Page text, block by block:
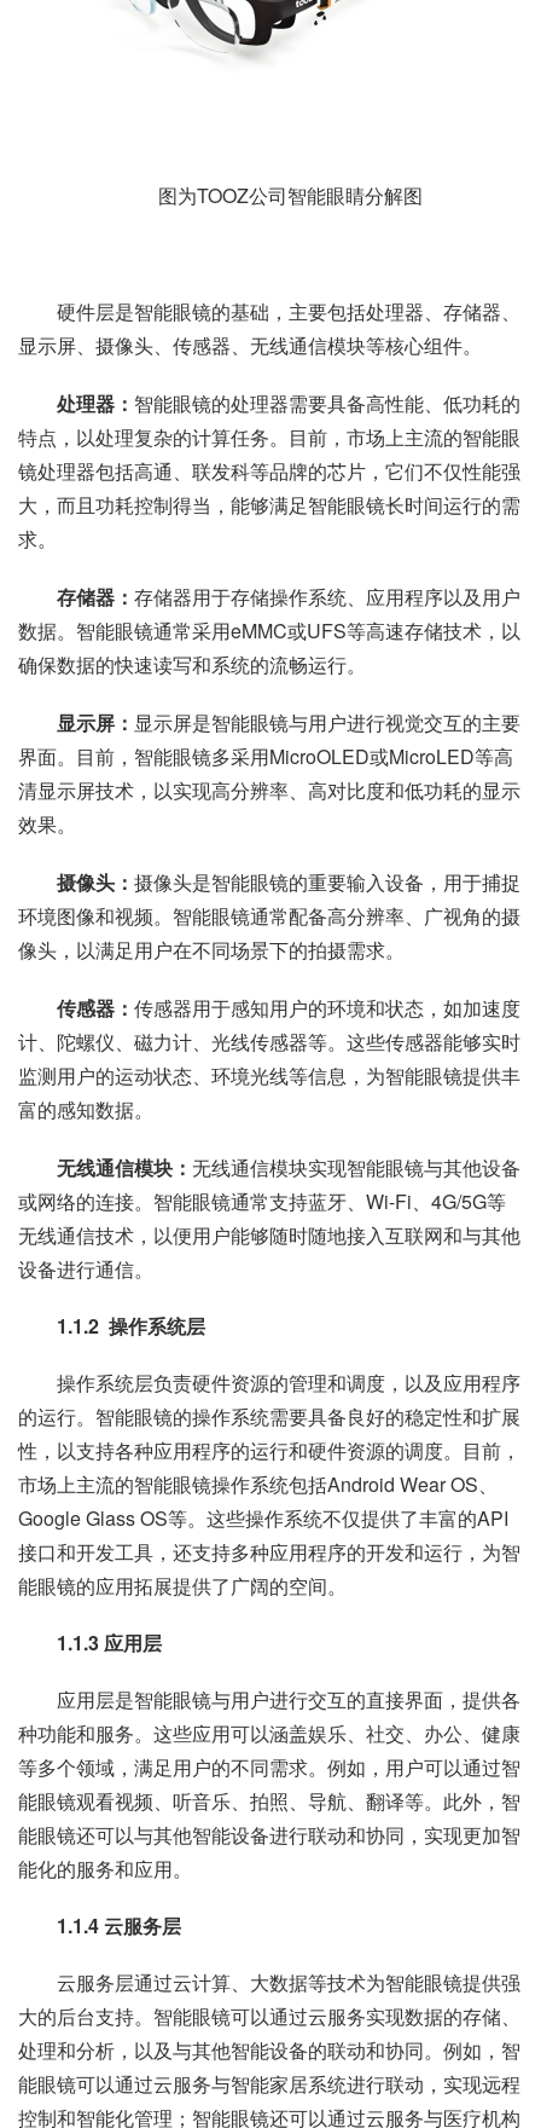
图为TOOZ公司智能眼睛分解图
硬件层是智能眼镜的基础，主要包括处理器、存储器、
显示屏、摄像头、传感器、无线通信模块等核心组件。
处理器： 智能眼镜的处理器需要具备高性能、低功耗的
特点，以处理复杂的计算任务。目前，市场上主流的智能眼
镜处理器包括高通、联发科等品牌的芯片，它们不仅性能强
大，而且功耗控制得当，能够满足智能眼镜长时间运行的需
求。
存储器： 存储器用于存储操作系统、应用程序以及用户
数据。智能眼镜通常采用eMMC或UFS等高速存储技术，以
确保数据的快速读写和系统的流畅运行。
显示屏： 显示屏是智能眼镜与用户进行视觉交互的主要
界面。目前，智能眼镜多采用MicroOLED或MicroLED等高
清显示屏技术，以实现高分辨率、高对比度和低功耗的显示
效果。
摄像头： 摄像头是智能眼镜的重要输入设备，用于捕捉
环境图像和视频。智能眼镜通常配备高分辨率、广视角的摄
像头，以满足用户在不同场景下的拍摄需求。
传感器： 传感器用于感知用户的环境和状态，如加速度
计、陀螺仪、磁力计、光线传感器等。这些传感器能够实时
监测用户的运动状态、环境光线等信息，为智能眼镜提供丰
富的感知数据。
无线通信模块： 无线通信模块实现智能眼镜与其他设备
或网络的连接。智能眼镜通常支持蓝牙、Wi-Fi、4G/5G等
无线通信技术，以便用户能够随时随地接入互联网和与其他
设备进行通信。
1.1.2 操作系统层
操作系统层负责硬件资源的管理和调度，以及应用程序
的运行。智能眼镜的操作系统需要具备良好的稳定性和扩展
性，以支持各种应用程序的运行和硬件资源的调度。目前，
市场上主流的智能眼镜操作系统包括Android Wear OS、
Google Glass OS等。这些操作系统不仅提供了丰富的API
接口和开发工具，还支持多种应用程序的开发和运行，为智
能眼镜的应用拓展提供了广阔的空间。
1.1.3 应用层
应用层是智能眼镜与用户进行交互的直接界面，提供各
种功能和服务。这些应用可以涵盖娱乐、社交、办公、健康
等多个领域，满足用户的不同需求。例如，用户可以通过智
能眼镜观看视频、听音乐、拍照、导航、翻译等。此外，智
能眼镜还可以与其他智能设备进行联动和协同，实现更加智
能化的服务和应用。
1.1.4 云服务层
云服务层通过云计算、大数据等技术为智能眼镜提供强
大的后台支持。智能眼镜可以通过云服务实现数据的存储、
处理和分析，以及与其他智能设备的联动和协同。例如，智
能眼镜可以通过云服务与智能家居系统进行联动，实现远程
控制和智能化管理；智能眼镜还可以通过云服务与医疗机构